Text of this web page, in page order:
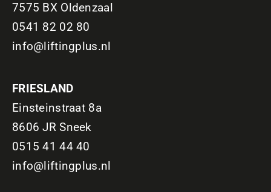
7575 BX Oldenzaal
0541 82 02 80
info@liftingplus.nl
FRIESLAND
Einsteinstraat 8a
8606 JR Sneek
0515 41 44 40
info@liftingplus.nl